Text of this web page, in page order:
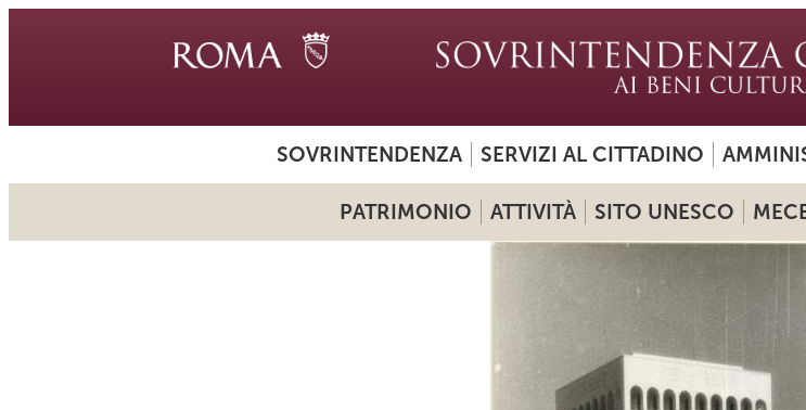
SOVRINTENDENZA SERVIZI AL CITTADINO
PATRIMONIO ATTIVITÀ SITO UNESCO